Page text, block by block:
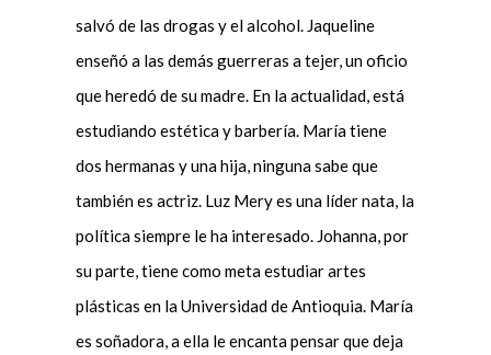
salvó de las drogas y el alcohol. Jaqueline
enseñó a las demás guerreras a tejer, un oficio
que heredó de su madre. En la actualidad, está
estudiando estética y barbería. María tiene
dos hermanas y una hija, ninguna sabe que
también es actriz. Luz Mery es una líder nata, la
política siempre le ha interesado. Johanna, por
su parte, tiene como meta estudiar artes
plásticas en la Universidad de Antioquia. María
es soñadora, a ella le encanta pensar que deja